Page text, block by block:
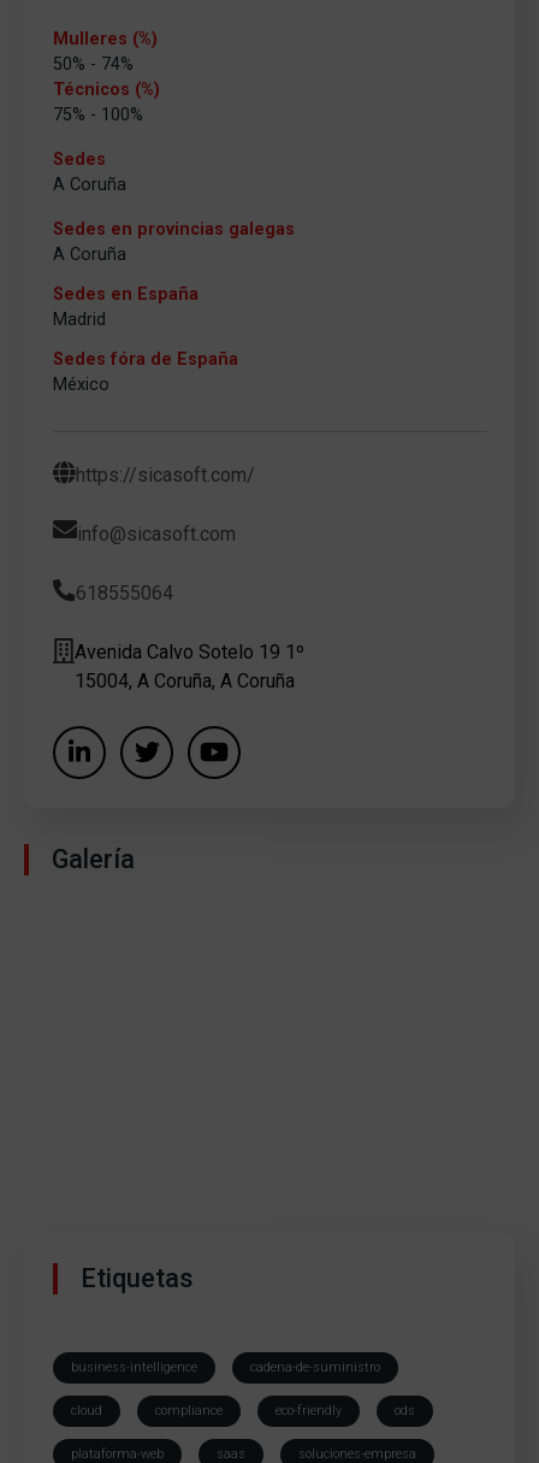
Mulleres (%)
50% - 74%
Técnicos (%)
75% - 100%
Sedes
A Coruña
Sedes en provincias galegas
A Coruña
Sedes en España
Madrid
Sedes fóra de España
México
https://sicasoft.com/
info@sicasoft.com
618555064
Avenida Calvo Sotelo 19 1º
15004, A Coruña, A Coruña
Galería
Etiquetas
business-intelligence cadena-de-suministro
cloud compliance eco-friendly ods
plataforma-web saas soluciones-empresa